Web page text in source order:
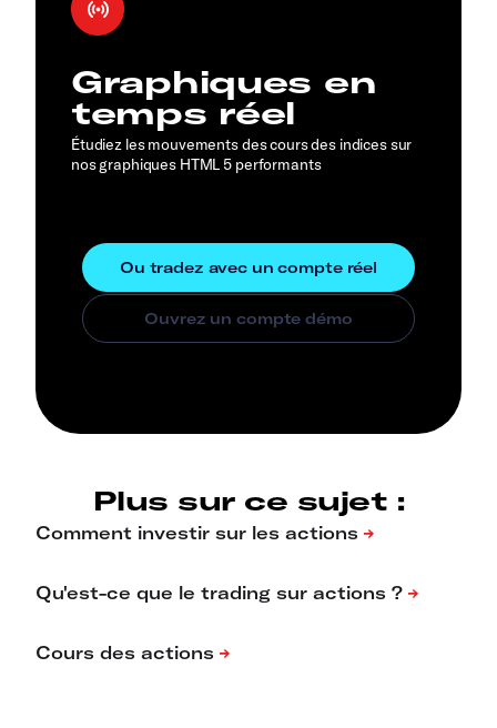
Graphiques en
temps réel
Étudiez les mouvements des cours des indices sur
nos graphiques HTML 5 performants
Plus sur ce sujet :